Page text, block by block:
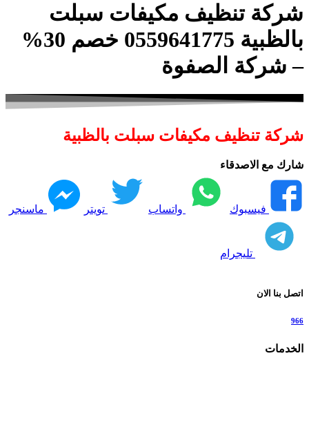
شركة تنظيف مكيفات سبلت
بالظبية 0559641775 خصم 30%
– شركة الصفوة
شركة تنظيف مكيفات سبلت بالظبية
شارك مع الاصدقاء
فيسبوك واتساب تويتر ماسنجر
تليجرام
اتصل بنا الان
966
الخدمات